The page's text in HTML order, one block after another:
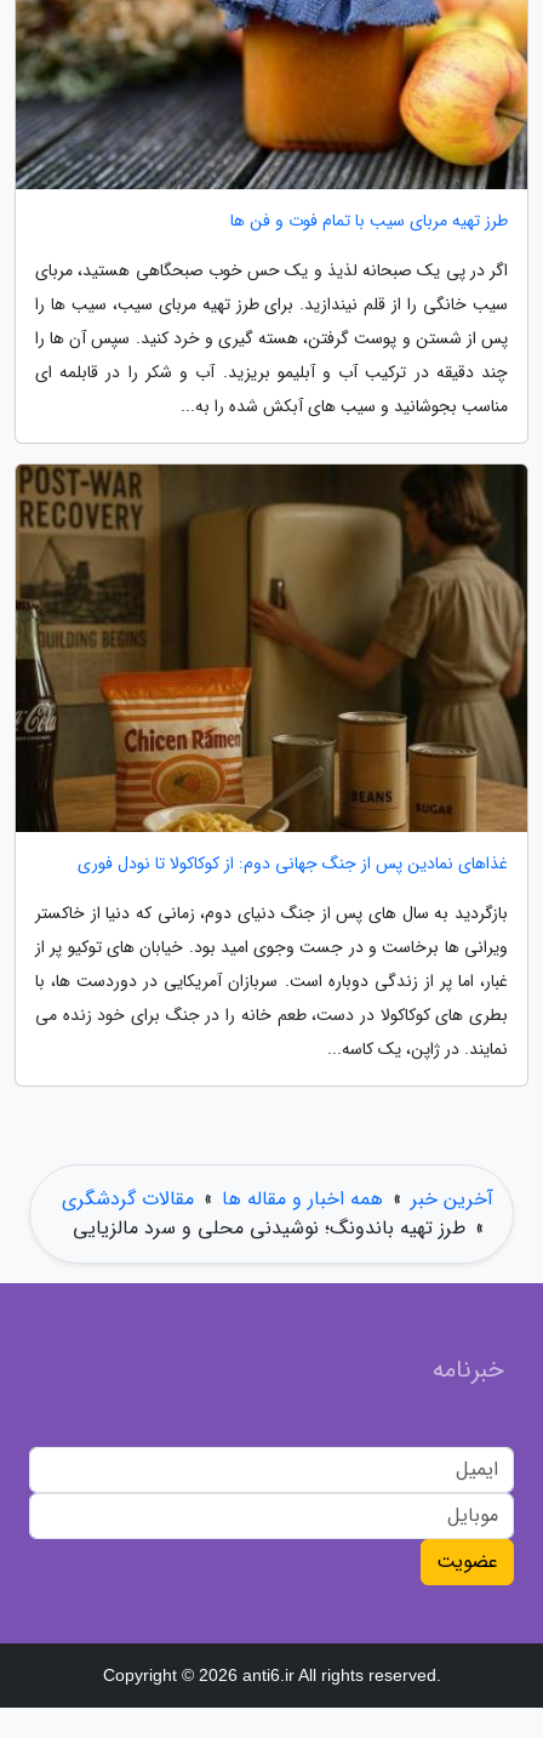
طرز تهیه مربای سیب با تمام فوت و فن ها
اگر در پی یک صبحانه لذیذ و یک حس خوب صبحگاهی هستید، مربای
سیب خانگی را از قلم نیندازید. برای طرز تهیه مربای سیب، سیب ها را
پس از شستن و پوست گرفتن، هسته گیری و خرد کنید. سپس آن ها را
چند دقیقه در ترکیب آب و آبلیمو بریزید. آب و شکر را در قابلمه ای
مناسب بجوشانید و سیب های آبکش شده را به...
غذاهای نمادین پس از جنگ جهانی دوم: از کوکاکولا تا نودل فوری
بازگردید به سال های پس از جنگ دنیای دوم، زمانی که دنیا از خاکستر
ویرانی ها برخاست و در جست وجوی امید بود. خیابان های توکیو پر از
غبار، اما پر از زندگی دوباره است. سربازان آمریکایی در دوردست ها، با
بطری های کوکاکولا در دست، طعم خانه را در جنگ برای خود زنده می
نمایند. در ژاپن، یک کاسه...
آخرین خبر » همه اخبار و مقاله ها » مقالات گردشگری
» طرز تهیه باندونگ؛ نوشیدنی محلی و سرد مالزیایی
خبرنامه
عضویت
Copyright © 2026 anti6.ir All rights reserved.